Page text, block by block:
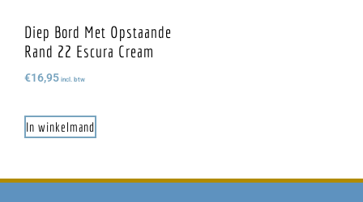
Diep Bord Met Opstaande
Rand 22 Escura Cream
€16,95 incl. btw
In winkelmand